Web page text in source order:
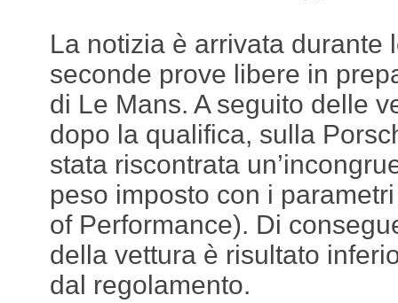
La notizia è arrivata durante
seconde prove libere in
di Le Mans. A seguito delle
dopo la qualifica, sulla
stata riscontrata
peso imposto con i
of Performance). Di
della vettura è risultato
dal regolamento.